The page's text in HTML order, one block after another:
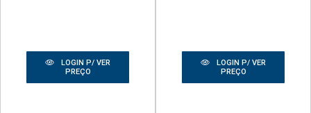
LOGIN P/ VER
PREÇO
LOGIN P/ VER
PREÇO